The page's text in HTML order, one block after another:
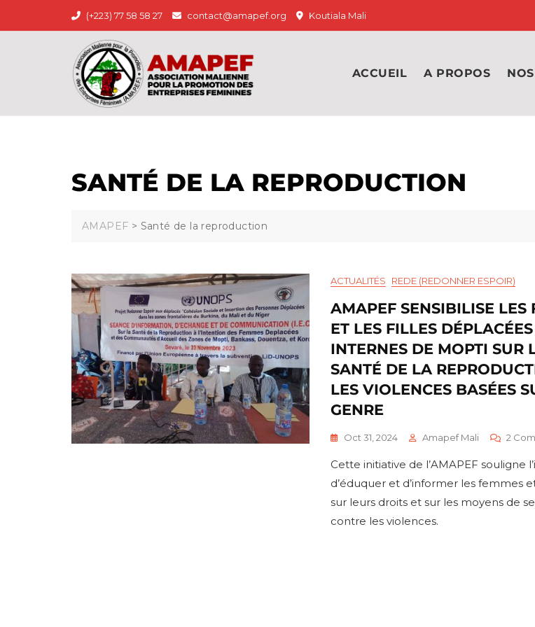
(+223) 77 58 58 27 contact@amapef.org Koutiala Mali
ACCUEIL A PROPOS
SANTÉ DE LA REPRODUCTION
AMAPEF > Santé de la reproduction
ACTUALITÉS REDE (REDONNER ESPOIR)
AMAPEF SENSIBILISE LES
ET LES FILLES DÉPLACÉES
INTERNES DE MOPTI SUR
SANTÉ DE LA
LES VIOLENCES BASÉES
GENRE
Oct 31, 2024 Amapef Mali 2
Cette initiative de l’AMAPEF souligne
d’éduquer et d’informer les femmes
sur leurs droits et sur les moyens de
contre les violences.